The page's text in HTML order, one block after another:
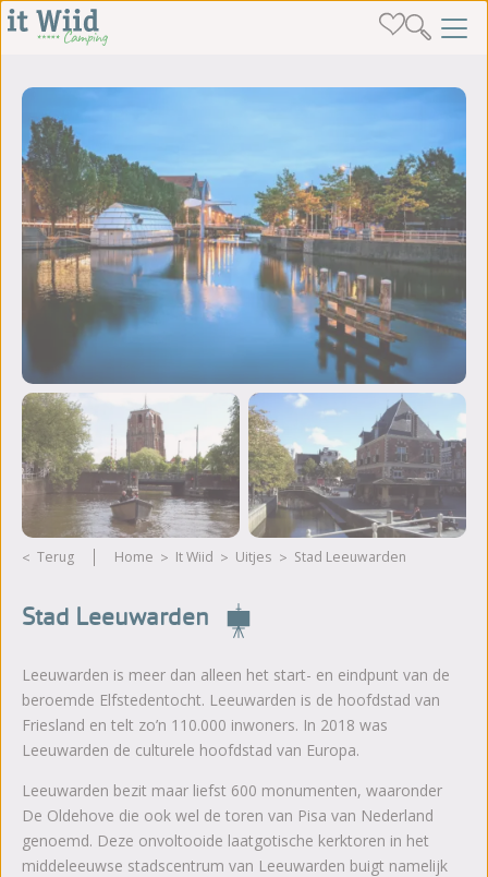
Terug Home It Wiid Uitjes Stad Leeuwarden
Stad Leeuwarden
Leeuwarden is meer dan alleen het start- en eindpunt van de
beroemde Elfstedentocht. Leeuwarden is de hoofdstad van
Friesland en telt zo’n 110.000 inwoners. In 2018 was
Leeuwarden de culturele hoofdstad van Europa.
Leeuwarden bezit maar liefst 600 monumenten, waaronder
De Oldehove die ook wel de toren van Pisa van Nederland
genoemd. Deze onvoltooide laatgotische kerktoren in het
middeleeuwse stadscentrum van Leeuwarden buigt namelijk